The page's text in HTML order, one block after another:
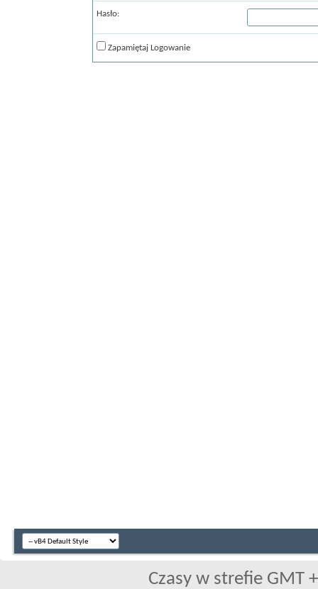
Hasło:
Zapamiętaj Logowanie
Czasy w strefie GMT